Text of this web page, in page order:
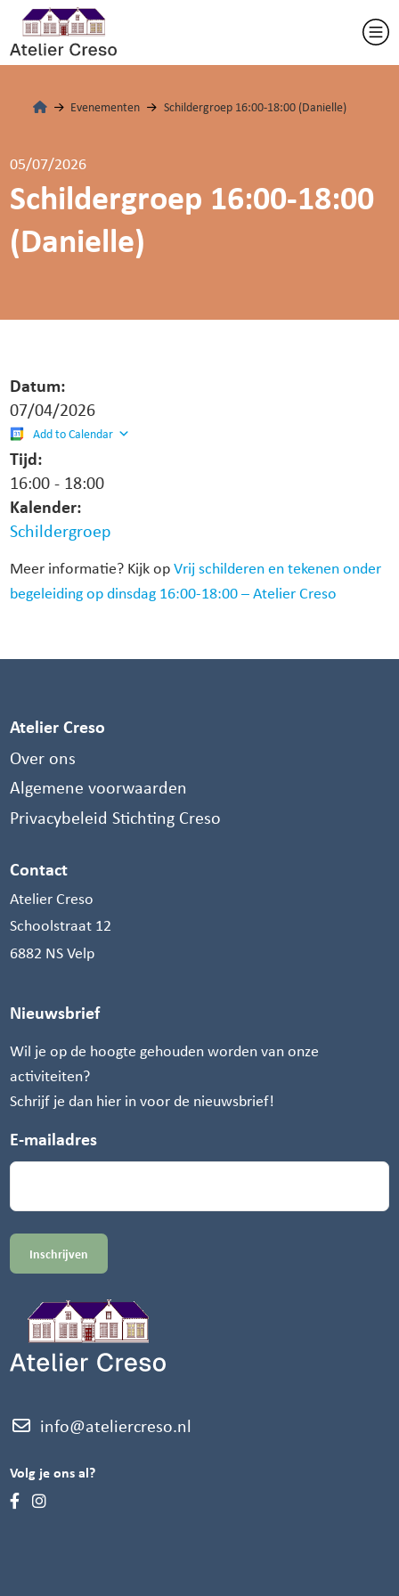
Evenementen Schildergroep 16:00-18:00 (Danielle)
05/07/2026
Schildergroep 16:00-18:00
(Danielle)
Datum:
07/04/2026
Add to Calendar
Tijd:
16:00- 18:00
Kalender:
Schildergroep
Meer informatie? Kijk opVrij schilderen en tekenen onder
begeleiding op dinsdag 16:00-18:00 – Atelier Creso
Atelier Creso
Over ons
Algemene voorwaarden
Privacybeleid Stichting Creso
Contact
Atelier Creso
Schoolstraat 12
6882 NS Velp
Nieuwsbrief
Wil je op de hoogte gehouden worden van onze
activiteiten?
Schrijf je dan hier in voor de nieuwsbrief!
E-mailadres
info@ateliercreso.nl
Volg je ons al?